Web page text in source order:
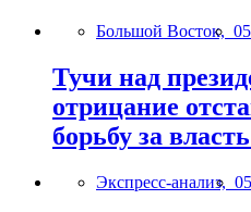
Большой Восток,
Тучи над
отрицание
борьбу за
Экспресс-анализ,